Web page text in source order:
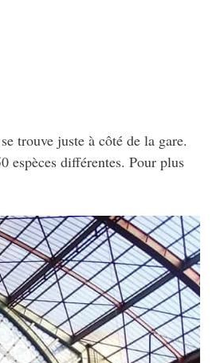
trouve juste à côté de la gare.
espèces différentes. Pour plus